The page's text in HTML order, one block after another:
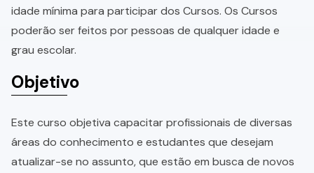
idade mínima para participar dos Cursos. Os Cursos
poderão ser feitos por pessoas de qualquer idade e
grau escolar.
Objetivo
Este curso objetiva capacitar profissionais de diversas
áreas do conhecimento e estudantes que desejam
atualizar-se no assunto, que estão em busca de novos